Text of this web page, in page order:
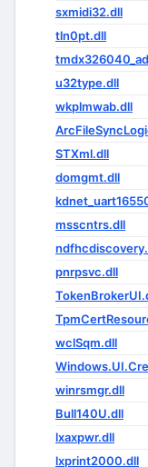
sxmidi32.dll
tln0pt.dll
u32type.dll
wkplmwab.dll
STXml.dll
domgmt.dll
msscntrs.dll
pnrpsvc.dll
wclSqm.dll
winrsmgr.dll
Bull140U.dll
lxaxpwr.dll
lxprint2000.dll